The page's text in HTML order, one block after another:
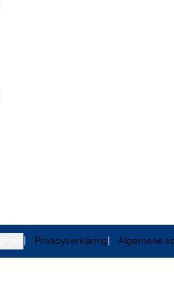
Privacyverklaring Algemene